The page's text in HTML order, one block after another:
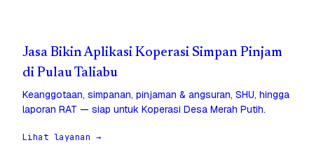
Jasa Bikin Aplikasi Koperasi Simpan Pinjam
di Pulau Taliabu
Keanggotaan, simpanan, pinjaman & angsuran, SHU, hingga
laporan RAT — siap untuk Koperasi Desa Merah Putih.
Lihat layanan →